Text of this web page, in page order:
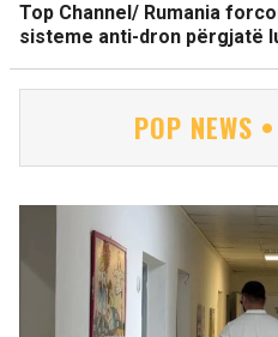
Top Channel/ Rumania
sisteme anti-dron përgjatë
POP NEWS